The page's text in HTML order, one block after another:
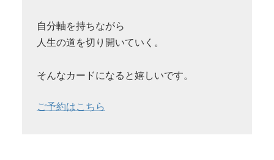
自分軸を持ちながら
人生の道を切り開いていく。
そんなカードになると嬉しいです。
ご予約はこちら